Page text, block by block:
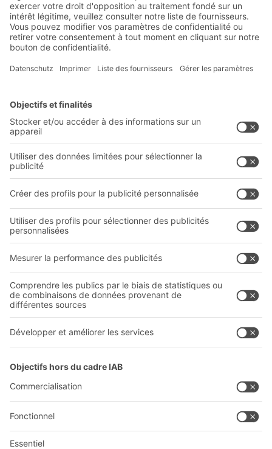
Réductions exclusives
Innovations
S'inscrire à la newsletter
Solutions BITO
Solutions intralogistiques
Bacs en matière plastique
Systèmes de rayonnages
Prestations de service
LE PRO DU STOCKAGE
Entreprise
Qui sommes-nous ?
Sites internationaux
Follow us
ABIT O
YOUR LIFE.
03 870 99 00
© 2026 BITO-Lagertechnik Bittmann GmbH